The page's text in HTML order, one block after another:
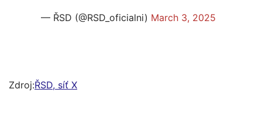
— ŘSD (@RSD_oficialni) March 3, 2025
Zdroj:ŘSD, síť X